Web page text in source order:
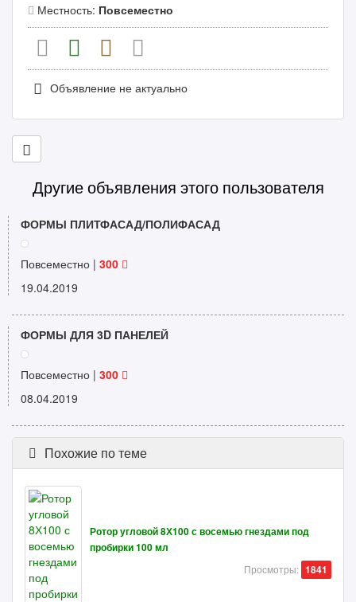
Местность: Повсеместно
Объявление не актуально
Другие объявления этого пользователя
ФОРМЫ ПЛИТФАСАД/ПОЛИФАСАД
Повсеместно | 300
19.04.2019
ФОРМЫ ДЛЯ 3D ПАНЕЛЕЙ
Повсеместно | 300
08.04.2019
Похожие по теме
Ротор угловой 8Х100 с восемью гнездами под
пробирки 100 мл
Просмотры: 1841